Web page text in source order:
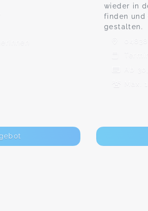
wieder in
finden und
gestalten.
Ab
Max.